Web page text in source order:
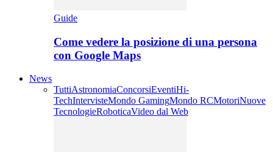
Guide
Come vedere la posizione di una persona
con Google Maps
News
TuttiAstronomiaConcorsiEventiHi-
TechIntervisteMondo GamingMondo RCMotoriNuove
TecnologieRoboticaVideo dal Web